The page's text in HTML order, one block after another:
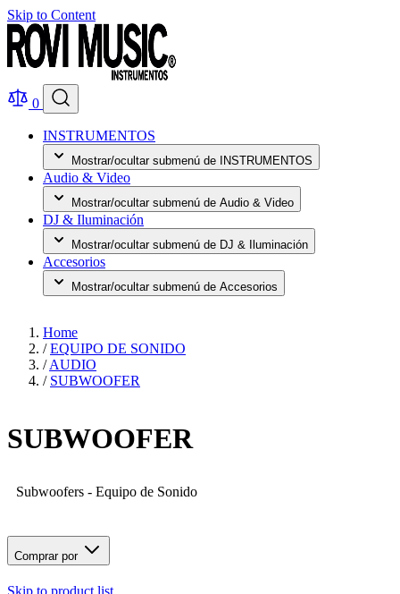
Skip to Content
0
INSTRUMENTOS
Mostrar/ocultar submenú de INSTRUMENTOS
Audio & Video
Mostrar/ocultar submenú de Audio & Video
DJ & Iluminación
Mostrar/ocultar submenú de DJ & Iluminación
Accesorios
Mostrar/ocultar submenú de Accesorios
Home
/ EQUIPO DE SONIDO
/ AUDIO
/ SUBWOOFER
SUBWOOFER
Subwoofers - Equipo de Sonido
Comprar por
Skip to product list